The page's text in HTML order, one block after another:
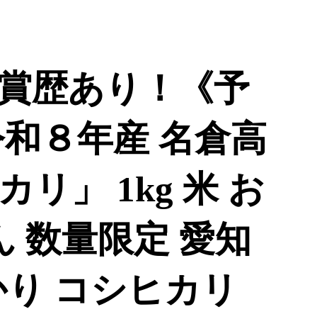
歴あり！《予
８年産 名倉高
リ」 1kg 米 お
数量限定 愛知
コシヒカリ